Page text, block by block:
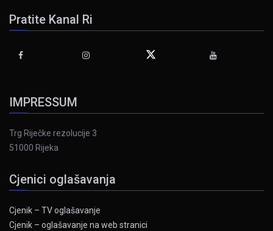
Pratite Kanal Ri
IMPRESSUM
Trg Riječke rezolucije 3
51000 Rijeka
Cjenici oglašavanja
Cjenik – TV oglašavanje
Cjenik – oglašavanje na web stranici